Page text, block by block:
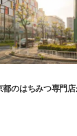
都のはちみつ専門